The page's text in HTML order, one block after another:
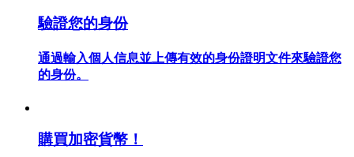
交易策略
驗證您的身份
通過輸入個人信息並上傳有效的身份證明文件來驗證您
的身份。
購買加密貨幣！